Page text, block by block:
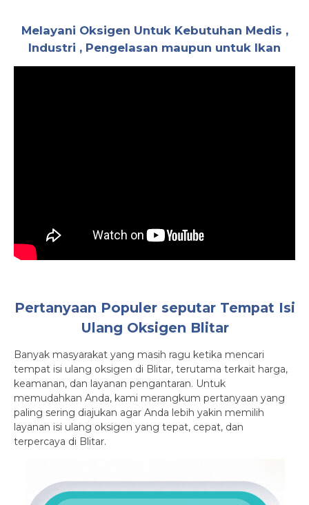
Melayani Oksigen Untuk Kebutuhan Medis ,
Industri , Pengelasan maupun untuk Ikan
Pertanyaan Populer seputar Tempat Isi
Ulang Oksigen Blitar
Banyak masyarakat yang masih ragu ketika mencari
tempat isi ulang oksigen di Blitar, terutama terkait harga,
keamanan, dan layanan pengantaran. Untuk
memudahkan Anda, kami merangkum pertanyaan yang
paling sering diajukan agar Anda lebih yakin memilih
layanan isi ulang oksigen yang tepat, cepat, dan
terpercaya di Blitar.